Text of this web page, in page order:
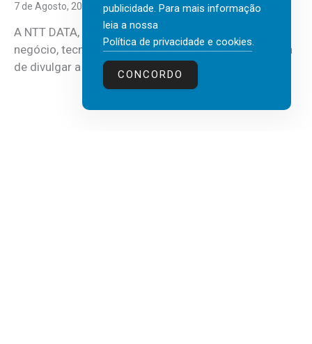
7 de Agosto, 2026
A NTT DATA, consultora global em serviços de
negócio, tecnologia e inteligência artificial (IA), acaba
de divulgar a mais recente...
publicidade. Para mais informação
leia a nossa
Política de privacidade e cookies.
CONCORDO